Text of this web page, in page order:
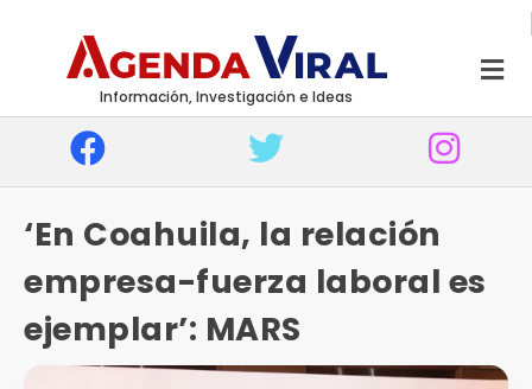
Información, Investigación e Ideas
‘En Coahuila, la relación
empresa-fuerza laboral es
ejemplar’: MARS